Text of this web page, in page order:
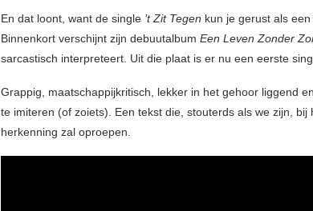
En dat loont, want de single ’t Zit Tegen kun je gerust als
Binnenkort verschijnt zijn debuutalbum Een Leven Zonder
sarcastisch interpreteert. Uit die plaat is er nu een eerste
Grappig, maatschappijkritisch, lekker in het gehoor liggend
te imiteren (of zoiets). Een tekst die, stouterds als we zijn,
herkenning zal oproepen.